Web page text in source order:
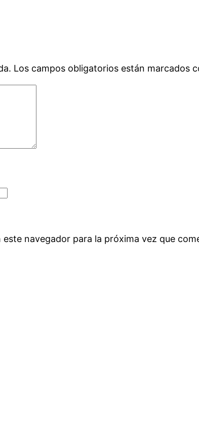
Los campos obligatorios están marcados
navegador para la próxima vez que